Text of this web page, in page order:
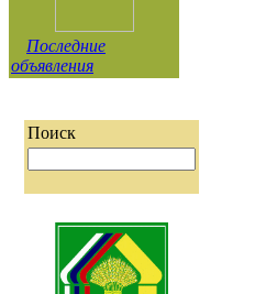
Последние
объявления
Поиск